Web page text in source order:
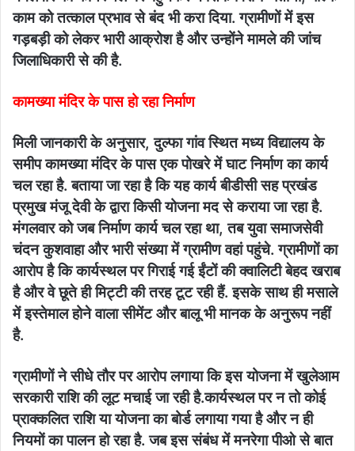
काम को तत्काल प्रभाव से बंद भी करा दिया. ग्रामीणों में इस
गड़बड़ी को लेकर भारी आक्रोश है और उन्होंने मामले की जांच
जिलाधिकारी से की है.
​कामख्या मंदिर के पास हो रहा निर्माण
​मिली जानकारी के अनुसार, दुल्फा गांव स्थित मध्य विद्यालय के
समीप कामख्या मंदिर के पास एक पोखरे में घाट निर्माण का कार्य
चल रहा है. बताया जा रहा है कि यह कार्य बीडीसी सह प्रखंड
प्रमुख मंजू देवी के द्वारा किसी योजना मद से कराया जा रहा है.​
मंगलवार को जब निर्माण कार्य चल रहा था, तब युवा समाजसेवी
चंदन कुशवाहा और भारी संख्या में ग्रामीण वहां पहुंचे. ग्रामीणों का
आरोप है कि कार्यस्थल पर गिराई गई ईंटों की क्वालिटी बेहद खराब
है और वे छूते ही मिट्टी की तरह टूट रही हैं. इसके साथ ही मसाले
में इस्तेमाल होने वाला सीमेंट और बालू भी मानक के अनुरूप नहीं
है.
ग्रामीणों ने सीधे तौर पर आरोप लगाया कि इस योजना में खुलेआम
सरकारी राशि की लूट मचाई जा रही है.कार्यस्थल पर न तो कोई
प्राक्कलित राशि या योजना का बोर्ड लगाया गया है और न ही
नियमों का पालन हो रहा है. जब इस संबंध में मनरेगा पीओ से बात